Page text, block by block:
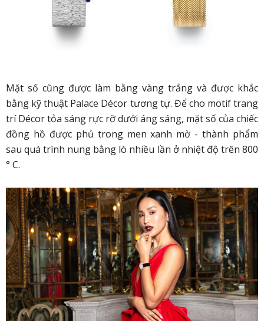
Mặt số cũng được làm bằng vàng trắng và được khắc
bằng kỹ thuật Palace Décor tương tự. Để cho motif trang
trí Décor tỏa sáng rực rỡ dưới áng sáng, mặt số của chiếc
đồng hồ được phủ trong men xanh mờ - thành phẩm
sau quá trình nung bằng lò nhiều lần ở nhiệt độ trên 800
° C.